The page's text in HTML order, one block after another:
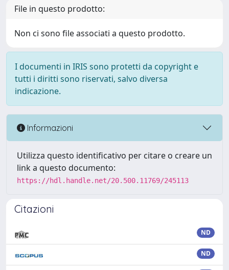
File in questo prodotto:
Non ci sono file associati a questo prodotto.
I documenti in IRIS sono protetti da copyright e
tutti i diritti sono riservati, salvo diversa
indicazione.
Informazioni
Utilizza questo identificativo per citare o creare un
link a questo documento:
https://hdl.handle.net/20.500.11769/245113
Citazioni
ND
ND